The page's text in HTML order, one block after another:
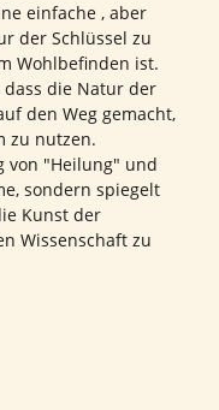
einfache , aber
der Schlüssel zu
Wohlbefinden ist.
die Natur der
den Weg gemacht,
zu nutzen.
von "Heilung" und
sondern spiegelt
Kunst der
Wissenschaft zu